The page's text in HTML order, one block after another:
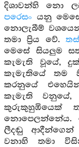
දිශාවන්හි නො
පරෙසං යනු
නොලැබීම්
තමා ප්‍රිය වේ.
මෙසේ සියලුම
කැමැති වූයේ,
කැමැතියේ තම
කරනුයේ
කැමැති
කුරුකුහුඹියෙක්
නොපෙලන්නේය.
ලීදඬු
වනාහි තමා